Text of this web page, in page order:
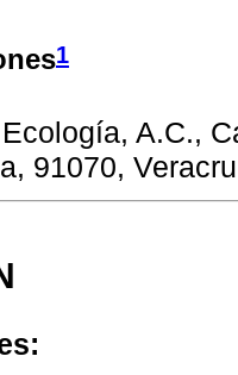
1
A.C.,
91070,